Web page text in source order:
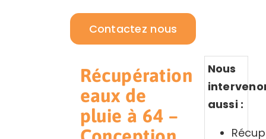
Contactez nous
Récupération
eaux de
pluie à 64 –
Nous
aussi :